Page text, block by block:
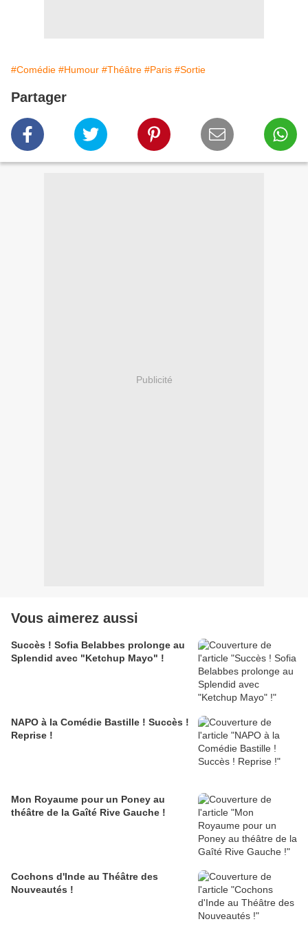
#Comédie #Humour #Théâtre #Paris #Sortie
Partager
Publicité
Vous aimerez aussi
Succès ! Sofia Belabbes prolonge au
Splendid avec "Ketchup Mayo" !
NAPO à la Comédie Bastille ! Succès !
Reprise !
Mon Royaume pour un Poney au
théâtre de la Gaîté Rive Gauche !
Cochons d'Inde au Théâtre des
Nouveautés !